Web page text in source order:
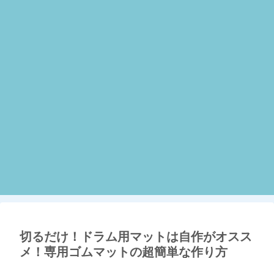
切るだけ！ドラム用マットは自作がオスス
メ！専用ゴムマットの超簡単な作り方